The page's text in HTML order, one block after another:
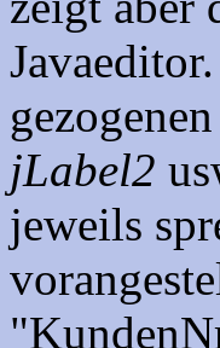
jLabel2
jeweils